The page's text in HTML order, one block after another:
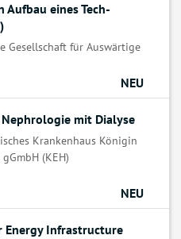
Aufbau eines Tech-
Gesellschaft für Auswärtige
NEU
mit Dialyse
Krankenhaus Königin
(KEH)
NEU
Energy Infrastructure